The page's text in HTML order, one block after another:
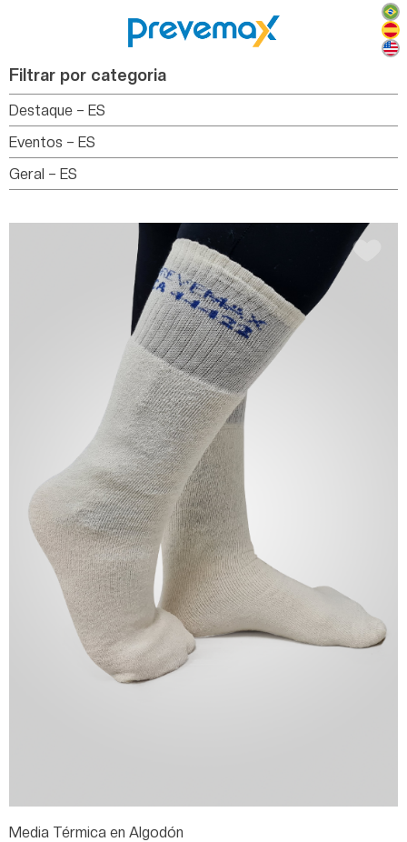
Filtrar por categoria
Destaque – ES
Eventos – ES
Geral – ES
Media Térmica en Algodón